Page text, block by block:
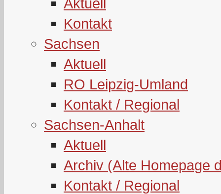
Kontakt
Sachsen
Aktuell
RO Leipzig-Umland
Kontakt / Regional
Sachsen-Anhalt
Aktuell
Archiv (Alte Homepage
Kontakt / Regional